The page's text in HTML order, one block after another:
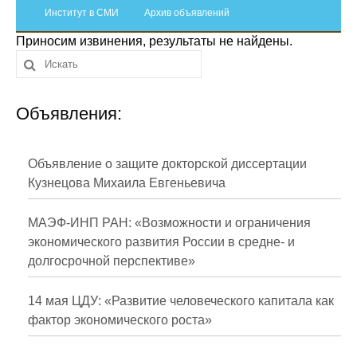
Отчетность
Противодействие коррупции
Материалы для СМИ
Публикации
Научная жизнь
Проблемы прогнозирования
О журнале
Номера журналов
Институт в СМИ Архив объявлений
Приносим извинения, результаты не найдены.
Объявления:
Объявление о защите докторской диссертации
Кузнецова Михаила Евгеньевича
МАЭФ-ИНП РАН: «Возможности и ограничения
экономического развития России в средне- и
долгосрочной перспективе»
14 мая ЦДУ: «Развитие человеческого капитала как
фактор экономического роста»